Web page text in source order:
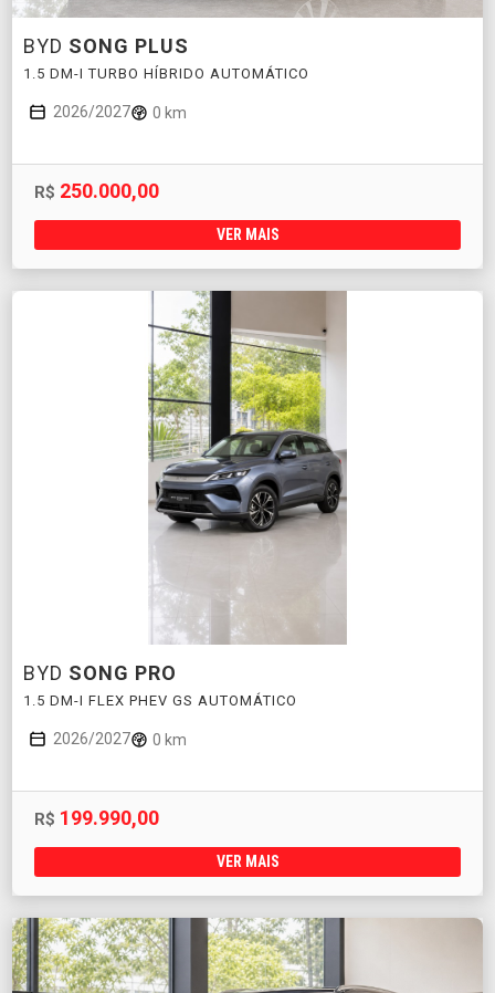
BYD SONG PLUS
1.5 DM-I TURBO HÍBRIDO AUTOMÁTICO
2026/2027 0 km
R$ 250.000,00
VER MAIS
BYD SONG PRO
1.5 DM-I FLEX PHEV GS AUTOMÁTICO
2026/2027 0 km
R$ 199.990,00
VER MAIS